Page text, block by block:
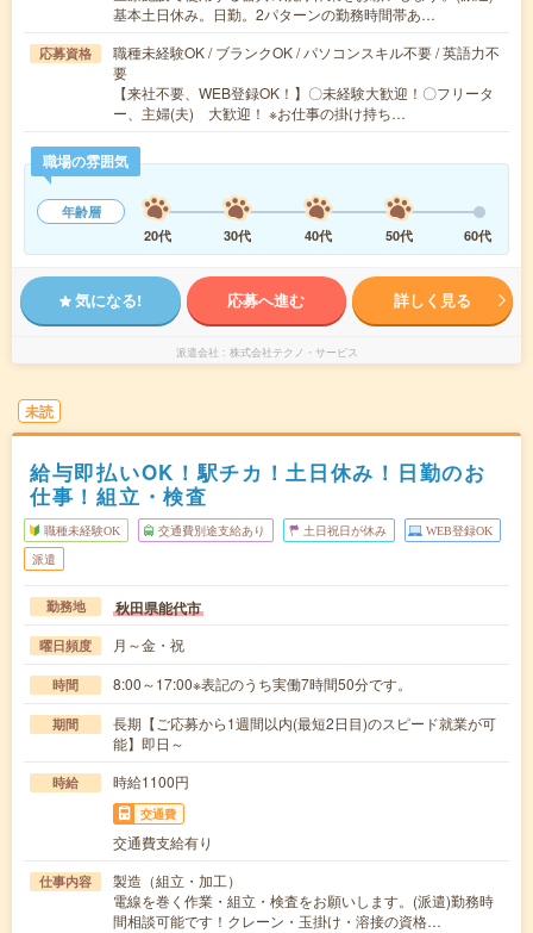
基本土日休み。日勤。2パターンの勤務時間帯あ…
応募資格
職種未経験OK / ブランクOK / パソコンスキル不要 / 英語力不
要
【来社不要、WEB登録OK！】〇未経験大歓迎！〇フリータ
ー、主婦(夫) 大歓迎！ ※お仕事の掛け持ち…
職場の雰囲気
年齢層
20代
30代 40代 50代 60代
気になる! 応募へ進む 詳しく見る
派遣会社 株式会社テクノ・サービス
未読
給与即払いOK！駅チカ！土日休み！日勤のお
仕事！組立・検査
職種未経験OK 交通費別途支給あり 土日祝日が休み WEB登録OK
派遣
勤務地 秋田県能代市
曜日頻度 月～金・祝
時間 8:00～17:00※表記のうち実働7時間50分です。
期間
長期【ご応募から1週間以内(最短2日目)のスピード就業が可
能】即日～
時給 時給1100円
交通費
交通費支給有り
仕事内容
製造（組立・加工）
電線を巻く作業・組立・検査をお願いします。(派遣)勤務時
間相談可能です！クレーン・玉掛け・溶接の資格…